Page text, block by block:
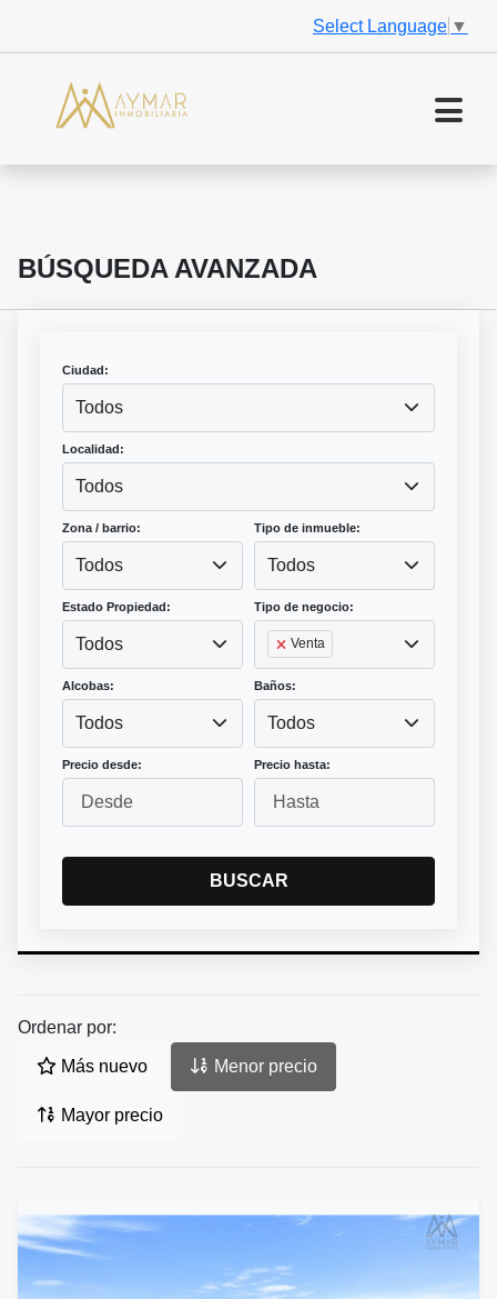
Select Language ▼
BÚSQUEDA AVANZADA
Ciudad:
Todos
Localidad:
Todos
Zona / barrio:
Todos
Tipo de inmueble:
Todos
Estado Propiedad:
Todos
Tipo de negocio:
Venta
Alcobas:
Todos
Baños:
Todos
Precio desde: Precio hasta:
BUSCAR
Ordenar por:
Más nuevo Menor precio
Mayor precio